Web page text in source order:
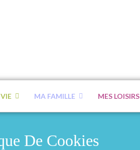
MA FAMILLE MES LOISIRS
De Cookies